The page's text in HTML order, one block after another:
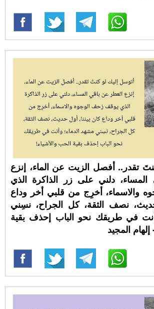
تقدر.. أفصل الزيت عن الماء، إنزع
دلني على زر الذاكرة الذي
والاسماء، أخرِج من قلبي أخر وداع
نصف الثقة، كل الجراح، نسِني
في طريقك نحو الباب إحذف بقية
المجيد